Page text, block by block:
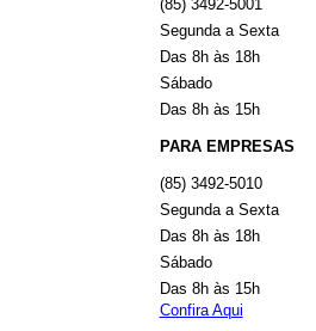
(85) 3492-5001
Segunda a Sexta
Das 8h às 18h
Sábado
Das 8h às 15h
PARA EMPRESAS
(85) 3492-5010
Segunda a Sexta
Das 8h às 18h
Sábado
Das 8h às 15h
Confira Aqui